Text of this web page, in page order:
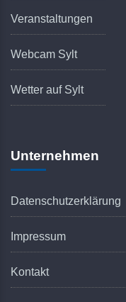
Veranstaltungen
Webcam Sylt
Wetter auf Sylt
Unternehmen
Datenschutzerklärung
Impressum
Kontakt